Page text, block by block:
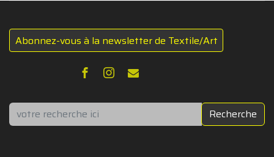
Abonnez-vous à la newsletter de Textile/Art
Rechercher Recherche